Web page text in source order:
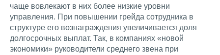
чаще вовлекают в них более низкие уровни
управления. При повышении грейда сотрудника в
структуре его вознаграждения увеличивается доля
долгосрочных выплат. Так, в компаниях «новой
экономики» руководители среднего звена при